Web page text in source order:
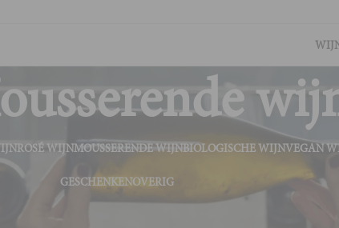
ROSÉ WIJNMOUSSERENDE WIJNBIOLOGISCHE WIJNVEGAN
GESCHENKENOVERIG
wijn